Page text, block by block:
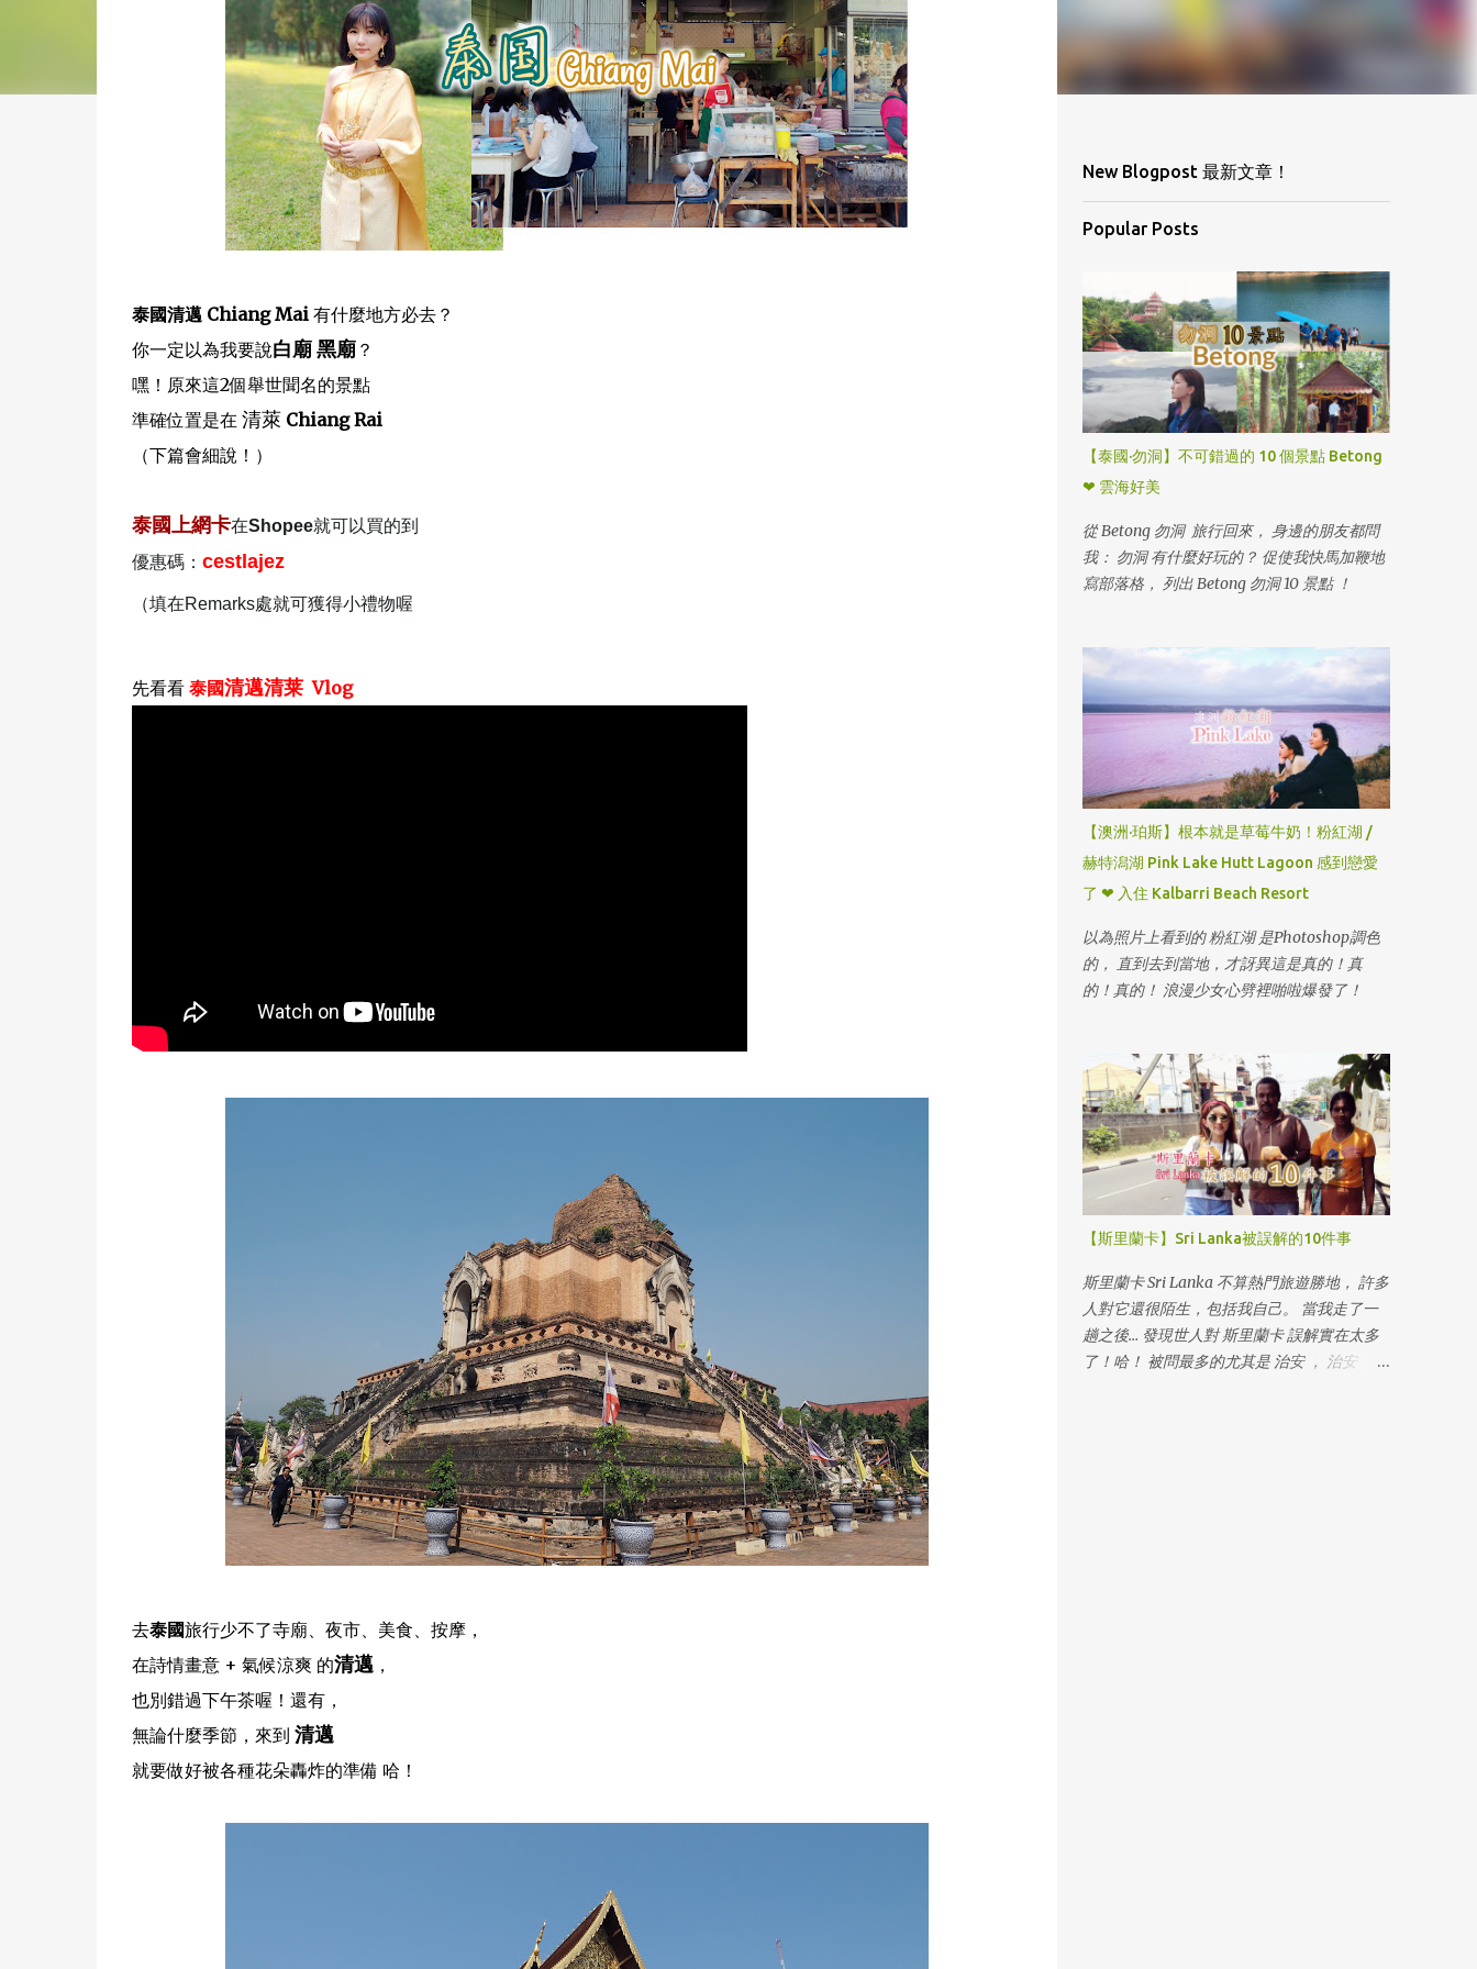
泰國清邁 Chiang Mai 有什麼地方必去？
你一定以為我要說白廟 黑廟？
嘿！原來這2個舉世聞名的景點
準確位置是在 清萊 Chiang Rai
（下篇會細說！）
泰國上網卡在Shopee就可以買的到
優惠碼： cestlajez
（填在Remarks處就可獲得小禮物喔
先看看 泰國清邁清莱Vlog
去泰國旅行少不了寺廟、夜市、美食、按摩，
在詩情畫意 + 氣候涼爽 的清邁，
也別錯過下午茶喔！還有，
無論什麼季節，來到 清邁
就要做好被各種花朵轟炸的準備 哈！
New Blogpost 最新文章！
Popular Posts
【泰國·勿洞】不可錯過的 10 個景點 Betong
❤ 雲海好美
從 Betong 勿洞 旅行回來， 身邊的朋友都問
我： 勿洞 有什麼好玩的？ 促使我快馬加鞭地
寫部落格， 列出 Betong 勿洞 10 景點 ！
【澳洲·珀斯】根本就是草莓牛奶！粉紅湖 /
赫特潟湖 Pink Lake Hutt Lagoon 感到戀愛
了 ❤ 入住 Kalbarri Beach Resort
以為照片上看到的 粉紅湖 是Photoshop調色
的， 直到去到當地，才訝異這是真的！真
的！真的！ 浪漫少女心劈裡啪啦爆發了！
【斯里蘭卡】Sri Lanka被誤解的10件事
斯里蘭卡 Sri Lanka 不算熱門旅遊勝地， 許多
人對它還很陌生，包括我自己。 當我走了一
趟之後… 發現世人對 斯里蘭卡 誤解實在太多
了！哈！ 被問最多的尤其是 治安 ， 治安 ，